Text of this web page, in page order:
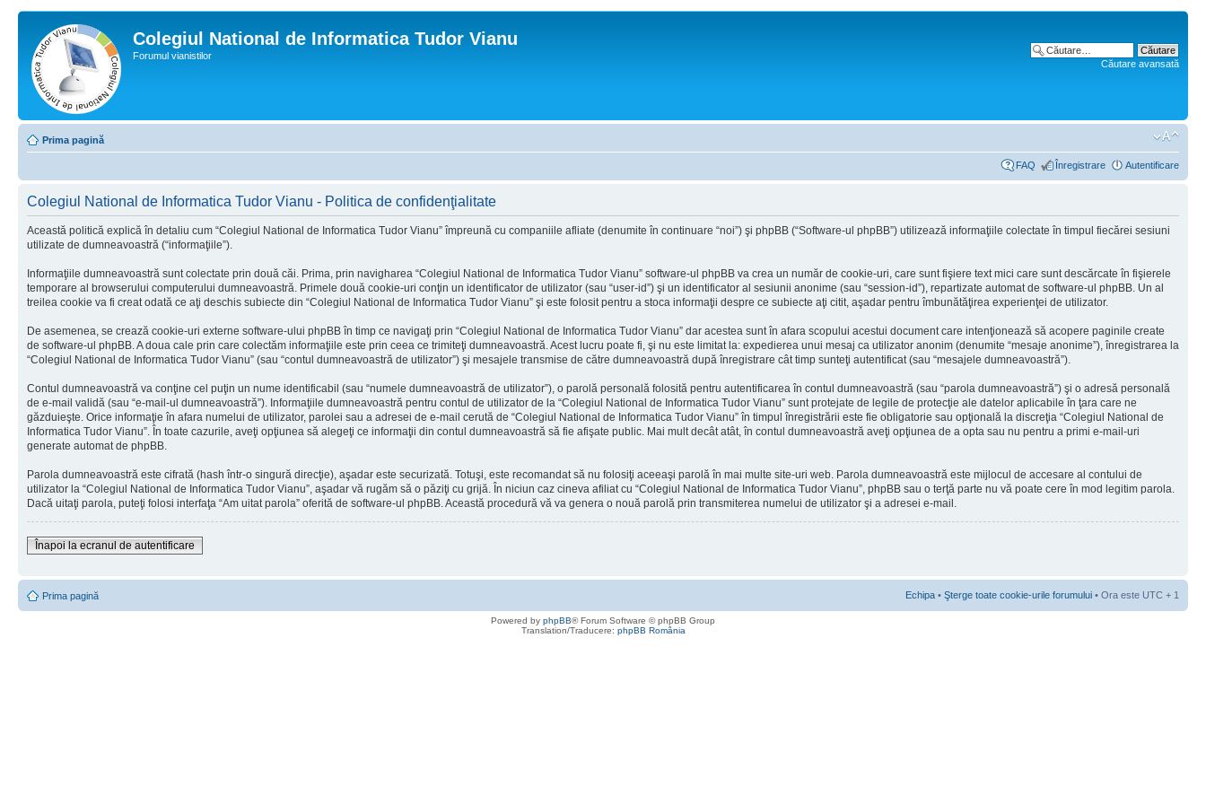
Colegiul National de Informatica Tudor Vianu
Forumul vianistilor
Căutare avansată
Prima pagină
FAQ Înregistrare Autentificare
Colegiul National de Informatica Tudor Vianu - Politica de confidenţialitate
Această politică explică în detaliu cum “Colegiul National de Informatica Tudor Vianu” împreună cu companiile afliate (denumite în continuare “noi”) şi phpBB (“Software-ul phpBB”) utilizează informaţiile colectate în timpul fiecărei sesiuni
utilizate de dumneavoastră (“informaţiile”).
Informaţiile dumneavoastră sunt colectate prin două căi. Prima, prin navigharea “Colegiul National de Informatica Tudor Vianu” software-ul phpBB va crea un număr de cookie-uri, care sunt fişiere text mici care sunt descărcate în fişierele
temporare al browserului computerului dumneavoastră. Primele două cookie-uri conţin un identificator de utilizator (sau “user-id”) şi un identificator al sesiunii anonime (sau “session-id”), repartizate automat de software-ul phpBB. Un al
treilea cookie va fi creat odată ce aţi deschis subiecte din “Colegiul National de Informatica Tudor Vianu” şi este folosit pentru a stoca informaţii despre ce subiecte aţi citit, aşadar pentru îmbunătăţirea experienţei de utilizator.
De asemenea, se crează cookie-uri externe software-ului phpBB în timp ce navigaţi prin “Colegiul National de Informatica Tudor Vianu” dar acestea sunt în afara scopului acestui document care intenţionează să acopere paginile create
de software-ul phpBB. A doua cale prin care colectăm informaţiile este prin ceea ce trimiteţi dumneavoastră. Acest lucru poate fi, şi nu este limitat la: expedierea unui mesaj ca utilizator anonim (denumite “mesaje anonime”), înregistrarea la
“Colegiul National de Informatica Tudor Vianu” (sau “contul dumneavoastră de utilizator”) şi mesajele transmise de către dumneavoastră după înregistrare cât timp sunteţi autentificat (sau “mesajele dumneavoastră”).
Contul dumneavoastră va conţine cel puţin un nume identificabil (sau “numele dumneavoastră de utilizator”), o parolă personală folosită pentru autentificarea în contul dumneavoastră (sau “parola dumneavoastră”) şi o adresă personală
de e-mail validă (sau “e-mail-ul dumneavoastră”). Informaţiile dumneavoastră pentru contul de utilizator de la “Colegiul National de Informatica Tudor Vianu” sunt protejate de legile de protecţie ale datelor aplicabile în ţara care ne
găzduieşte. Orice informaţie în afara numelui de utilizator, parolei sau a adresei de e-mail cerută de “Colegiul National de Informatica Tudor Vianu” în timpul înregistrării este fie obligatorie sau opţională la discreţia “Colegiul National de
Informatica Tudor Vianu”. În toate cazurile, aveţi opţiunea să alegeţi ce informaţii din contul dumneavoastră să fie afişate public. Mai mult decât atât, în contul dumneavoastră aveţi opţiunea de a opta sau nu pentru a primi e-mail-uri
generate automat de phpBB.
Parola dumneavoastră este cifrată (hash într-o singură direcţie), aşadar este securizată. Totuşi, este recomandat să nu folosiţi aceeaşi parolă în mai multe site-uri web. Parola dumneavoastră este mijlocul de accesare al contului de
utilizator la “Colegiul National de Informatica Tudor Vianu”, aşadar vă rugăm să o păziţi cu grijă. În niciun caz cineva afiliat cu “Colegiul National de Informatica Tudor Vianu”, phpBB sau o terţă parte nu vă poate cere în mod legitim parola.
Dacă uitaţi parola, puteţi folosi interfaţa “Am uitat parola” oferită de software-ul phpBB. Această procedură vă va genera o nouă parolă prin transmiterea numelui de utilizator şi a adresei e-mail.
Înapoi la ecranul de autentificare
Prima pagină Echipa • Şterge toate cookie-urile forumului • Ora este UTC + 1
Powered by phpBB® Forum Software © phpBB Group
Translation/Traducere: phpBB România